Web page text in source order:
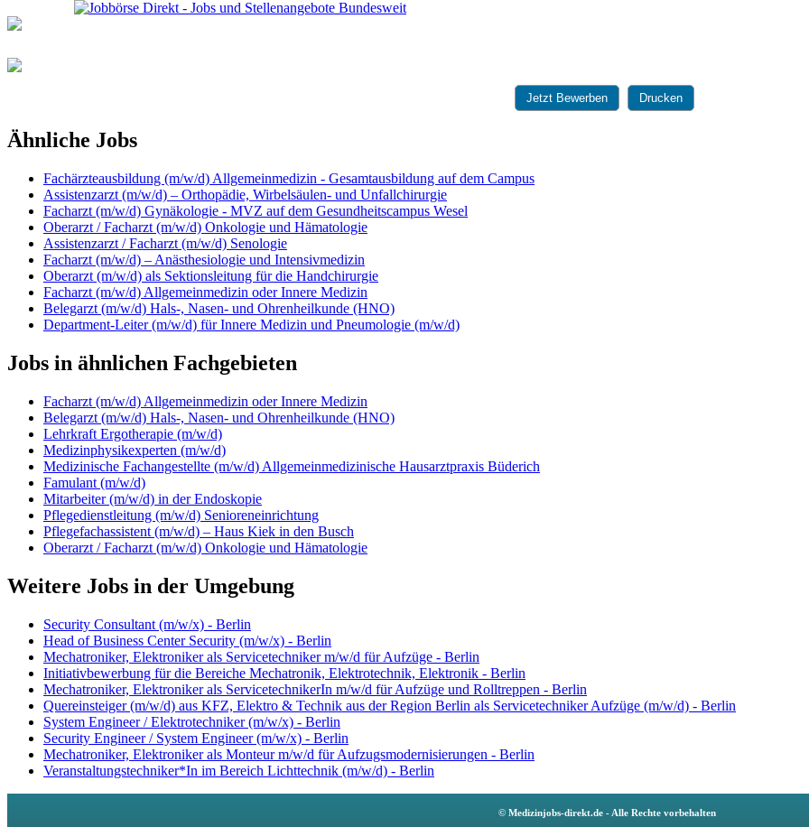
Jetzt Bewerben Drucken
Ähnliche Jobs
Fachärzteausbildung (m/w/d) Allgemeinmedizin - Gesamtausbildung auf dem Campus
Assistenzarzt (m/w/d) – Orthopädie, Wirbelsäulen- und Unfallchirurgie
Facharzt (m/w/d) Gynäkologie - MVZ auf dem Gesundheitscampus Wesel
Oberarzt / Facharzt (m/w/d) Onkologie und Hämatologie
Assistenzarzt / Facharzt (m/w/d) Senologie
Facharzt (m/w/d) – Anästhesiologie und Intensivmedizin
Oberarzt (m/w/d) als Sektionsleitung für die Handchirurgie
Facharzt (m/w/d) Allgemeinmedizin oder Innere Medizin
Belegarzt (m/w/d) Hals-, Nasen- und Ohrenheilkunde (HNO)
Department-Leiter (m/w/d) für Innere Medizin und Pneumologie (m/w/d)
Jobs in ähnlichen Fachgebieten
Facharzt (m/w/d) Allgemeinmedizin oder Innere Medizin
Belegarzt (m/w/d) Hals-, Nasen- und Ohrenheilkunde (HNO)
Lehrkraft Ergotherapie (m/w/d)
Medizinphysikexperten (m/w/d)
Medizinische Fachangestellte (m/w/d) Allgemeinmedizinische Hausarztpraxis Büderich
Famulant (m/w/d)
Mitarbeiter (m/w/d) in der Endoskopie
Pflegedienstleitung (m/w/d) Senioreneinrichtung
Pflegefachassistent (m/w/d) – Haus Kiek in den Busch
Oberarzt / Facharzt (m/w/d) Onkologie und Hämatologie
Weitere Jobs in der Umgebung
Security Consultant (m/w/x) - Berlin
Head of Business Center Security (m/w/x) - Berlin
Mechatroniker, Elektroniker als Servicetechniker m/w/d für Aufzüge - Berlin
Initiativbewerbung für die Bereiche Mechatronik, Elektrotechnik, Elektronik - Berlin
Mechatroniker, Elektroniker als ServicetechnikerIn m/w/d für Aufzüge und Rolltreppen - Berlin
Quereinsteiger (m/w/d) aus KFZ, Elektro & Technik aus der Region Berlin als Servicetechniker Aufzüge (m/w/d) - Berlin
System Engineer / Elektrotechniker (m/w/x) - Berlin
Security Engineer / System Engineer (m/w/x) - Berlin
Mechatroniker, Elektroniker als Monteur m/w/d für Aufzugsmodernisierungen - Berlin
Veranstaltungstechniker*In im Bereich Lichttechnik (m/w/d) - Berlin
© Medizinjobs-direkt.de - Alle Rechte vorbehalten